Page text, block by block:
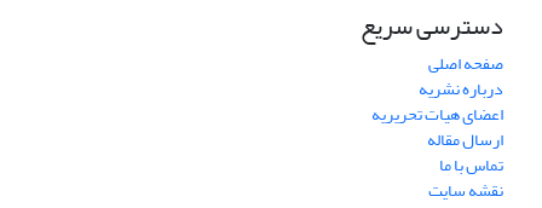
دسترسی سریع
صفحه اصلی
درباره نشریه
اعضای هیات تحریریه
ارسال مقاله
تماس با ما
نقشه سایت